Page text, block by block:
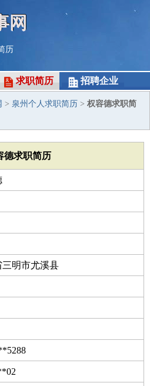
网
历
求职简历 招聘企业
> 泉州个人求职简历 > 权容德求职简
德求职简历
25
义集中学
三明市尤溪县